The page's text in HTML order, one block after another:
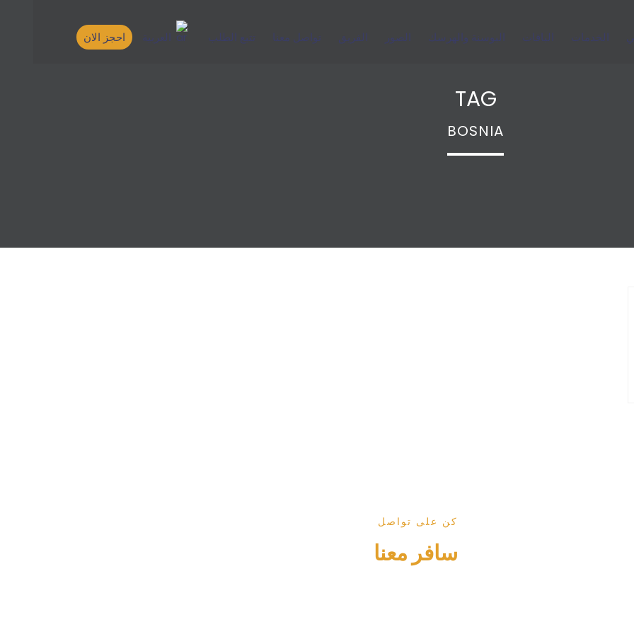
الخدمات الباقات البوسنة والهرسك الصور الفريق تواصل معنا تتبع الطلب العربية احجز الان
TAG
BOSNIA
كن على تواصل
سافر معنا